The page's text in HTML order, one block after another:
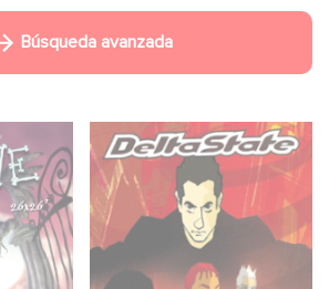
Búsqueda avanzada